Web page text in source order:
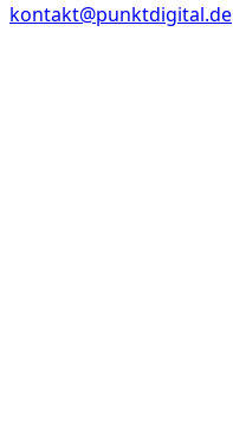
kontakt@punktdigital.de